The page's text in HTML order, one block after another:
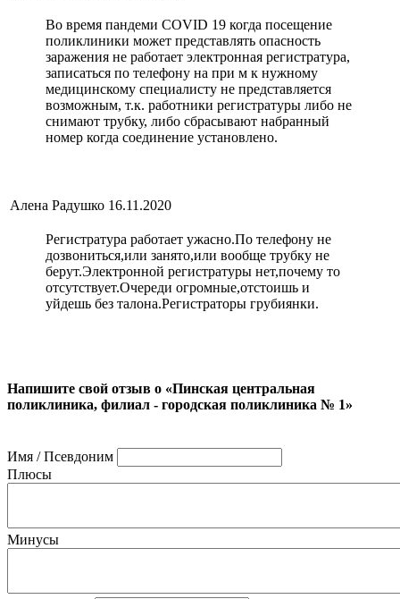
Во время пандеми COVID 19 когда посещение
поликлиники может представлять опасность
заражения не работает электронная регистратура,
записаться по телефону на при м к нужному
медицинскому специалисту не представляется
возможным, т.к. работники регистратуры либо не
снимают трубку, либо сбрасывают набранный
номер когда соединение установлено.
Алена Радушко 16.11.2020
Регистратура работает ужасно.По телефону не
дозвониться,или занято,или вообще трубку не
берут.Электронной регистратуры нет,почему то
отсутствует.Очереди огромные,отстоишь и
уйдешь без талона.Регистраторы грубиянки.
Напишите свой отзыв о «Пинская центральная
поликлиника, филиал - городская поликлиника № 1»
Имя / Псевдоним
Плюсы
Минусы